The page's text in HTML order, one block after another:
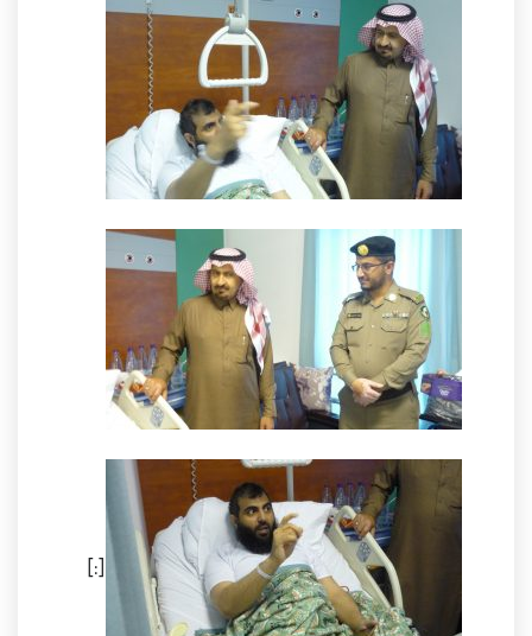
[:]